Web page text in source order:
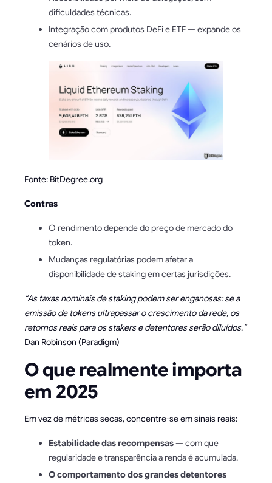
dificuldades técnicas.
Integração com produtos DeFi e ETF — expande os
cenários de uso.
Fonte: BitDegree.org
Contras
O rendimento depende do preço de mercado do
token.
Mudanças regulatórias podem afetar a
disponibilidade de staking em certas jurisdições.
“As taxas nominais de staking podem ser enganosas: se a
emissão de tokens ultrapassar o crescimento da rede, os
retornos reais para os stakers e detentores serão diluídos.”
Dan Robinson (Paradigm)
O que realmente importa
em 2025
Em vez de métricas secas, concentre-se em sinais reais:
Estabilidade das recompensas— com que
regularidade e transparência a renda é acumulada.
O comportamento dos grandes detentores